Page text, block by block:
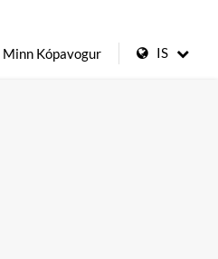
Minn Kópavogur IS